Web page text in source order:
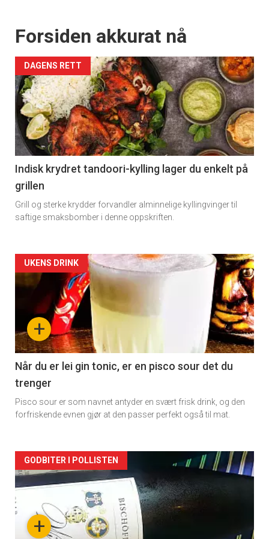
Forsiden akkurat nå
DAGENS RETT
Indisk krydret tandoori-kylling lager du enkelt på
grillen
Grill og sterke krydder forvandler alminnelige kyllingvinger til
saftige smaksbomber i denne oppskriften.
Forsiden
akkurat
nå
-
2
+
UKENS DRINK
Når du er lei gin tonic, er en pisco sour det du
trenger
Pisco sour er som navnet antyder en svært frisk drink, og den
forfriskende evnen gjør at den passer perfekt også til mat.
Forsiden
akkurat
nå+
GODBITER I POLLISTEN